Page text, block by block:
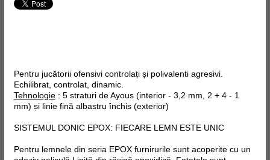
Pentru jucătorii ofensivi controlați și polivalenti agresivi.
Echilibrat, controlat, dinamic.
Tehnologie: 5 straturi de Ayous (interior - 3,2 mm, 2 + 4 - 1
mm) și linie fină albastru închis (exterior)
SISTEMUL DONIC EPOX: FIECARE LEMN ESTE UNIC
Pentru lemnele din seria EPOX furnirurile sunt acoperite cu un